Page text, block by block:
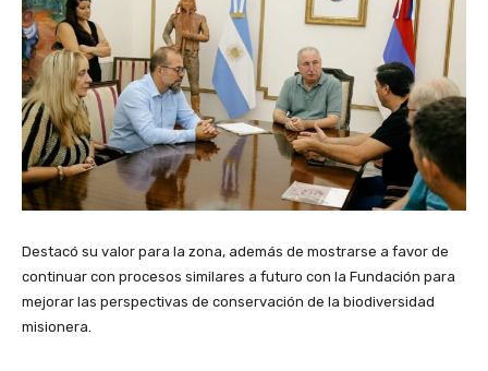
Destacó su valor para la zona, además de mostrarse a favor de
continuar con procesos similares a futuro con la Fundación para
mejorar las perspectivas de conservación de la biodiversidad
misionera.